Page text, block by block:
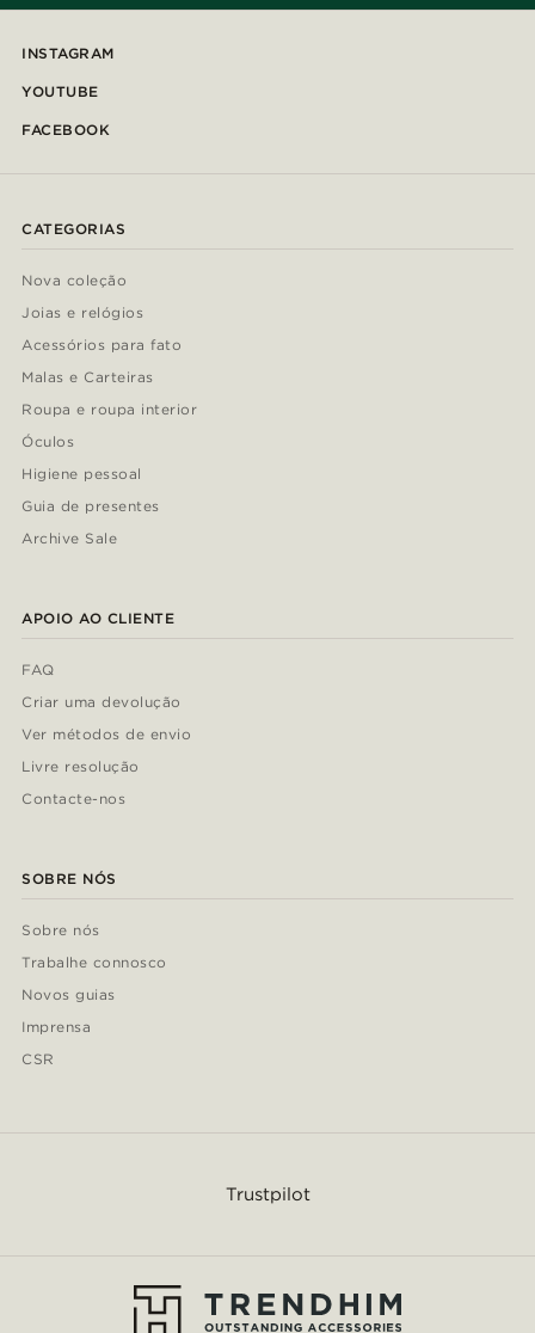
INSTAGRAM
YOUTUBE
FACEBOOK
CATEGORIAS
Nova coleção
Joias e relógios
Acessórios para fato
Malas e Carteiras
Roupa e roupa interior
Óculos
Higiene pessoal
Guia de presentes
Archive Sale
APOIO AO CLIENTE
FAQ
Criar uma devolução
Ver métodos de envio
Livre resolução
Contacte-nos
SOBRE NÓS
Sobre nós
Trabalhe connosco
Novos guias
Imprensa
CSR
Trustpilot